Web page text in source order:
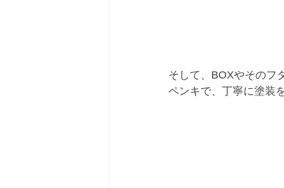
そして、BOXやそのフ
ペンキで、丁寧に塗装